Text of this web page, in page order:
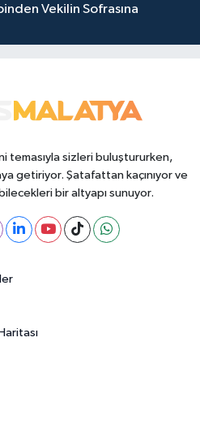
Vekilin Sofrasına
temasıyla sizleri buluştururken,
getiriyor. Şatafattan kaçınıyor ve
bir altyapı sunuyor.